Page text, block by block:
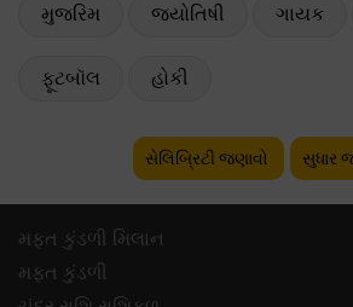
મુજરિમ જ્યોતિષી ગાયક
ફૂટબૉલ હોકી
સેલિબ્રિટી જણાવો સુધાર
મફ્ત કુંડળી મિલાન
મફ્ત કુંડળી